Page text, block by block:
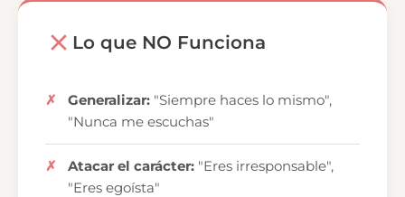
Lo que NO Funciona
Generalizar: "Siempre haces lo mismo",
"Nunca me escuchas"
Atacar el carácter: "Eres irresponsable",
"Eres egoísta"